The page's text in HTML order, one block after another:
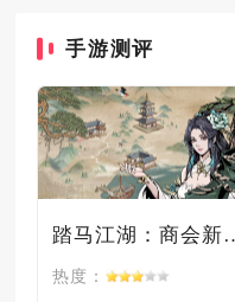
手游测评
踏马江湖：商会新玩法
热度：